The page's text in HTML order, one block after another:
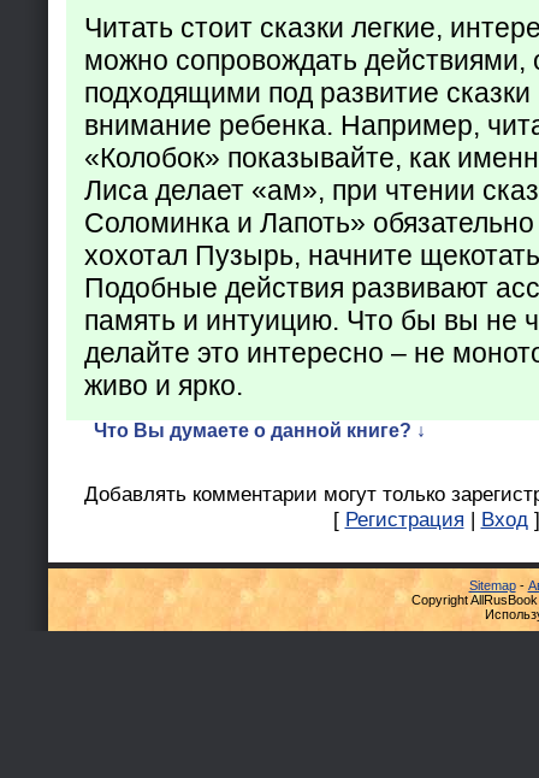
Читать стоит сказки легкие,
можно сопровождать действиями,
подходящими под развитие
внимание ребенка. Например,
«Колобок» показывайте, как
Лиса делает «ам», при чтении
Соломинка и Лапоть»
хохотал Пузырь, начните
Подобные действия развивают
память и интуицию. Что бы вы не
делайте это интересно – не
живо и ярко.
Что Вы думаете о данной книге? ↓
Добавлять комментарии могут только
[ Регистрация | Вход ]
Sitemap-
Copyright